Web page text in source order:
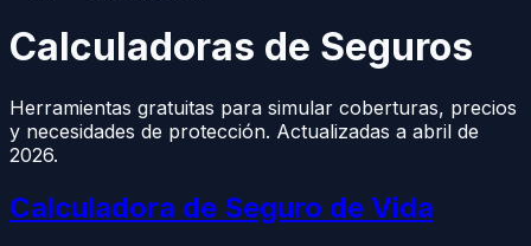
Calculadoras de Seguros
Herramientas gratuitas para simular coberturas, precios
y necesidades de protección. Actualizadas a abril de
2026.
Calculadora de Seguro de Vida